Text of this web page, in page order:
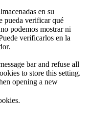
en su
pueda verificar qué
podemos mostrar ni
verificarlos en la
bar and refuse all
to store this setting.
opening a new